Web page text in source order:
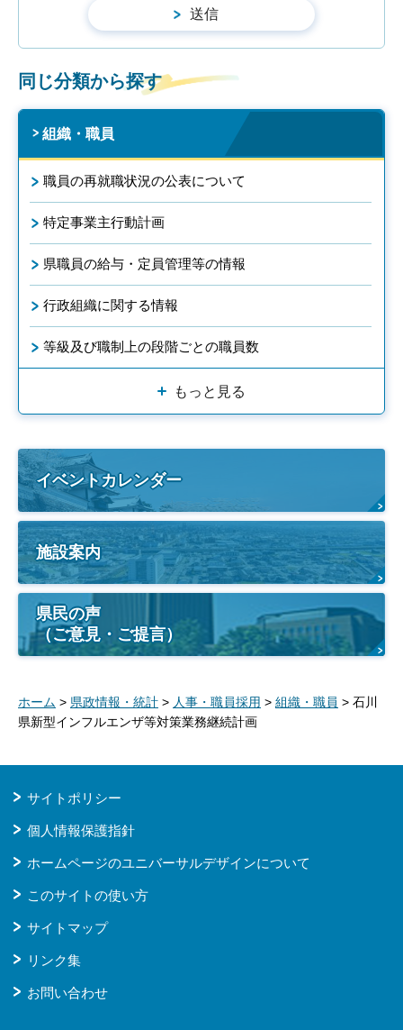
同じ分類から探す
組織・職員
職員の再就職状況の公表について
特定事業主行動計画
県職員の給与・定員管理等の情報
行政組織に関する情報
等級及び職制上の段階ごとの職員数
もっと見る
イベントカレンダー
施設案内
県民の声
（ご意見・ご提言）
ホーム > 県政情報・統計 > 人事・職員採用 > 組織・職員 > 石川
県新型インフルエンザ等対策業務継続計画
サイトポリシー
個人情報保護指針
ホームページのユニバーサルデザインについて
このサイトの使い方
サイトマップ
リンク集
お問い合わせ